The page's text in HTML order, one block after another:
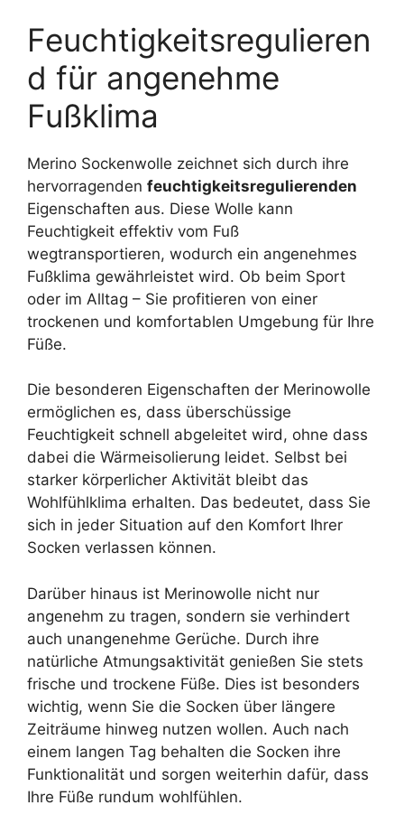
Feuchtigkeitsregulieren
d für angenehme
Fußklima
Merino Sockenwolle zeichnet sich durch ihre
hervorragenden feuchtigkeitsregulierenden
Eigenschaften aus. Diese Wolle kann
Feuchtigkeit effektiv vom Fuß
wegtransportieren, wodurch ein angenehmes
Fußklima gewährleistet wird. Ob beim Sport
oder im Alltag – Sie profitieren von einer
trockenen und komfortablen Umgebung für Ihre
Füße.
Die besonderen Eigenschaften der Merinowolle
ermöglichen es, dass überschüssige
Feuchtigkeit schnell abgeleitet wird, ohne dass
dabei die Wärmeisolierung leidet. Selbst bei
starker körperlicher Aktivität bleibt das
Wohlfühlklima erhalten. Das bedeutet, dass Sie
sich in jeder Situation auf den Komfort Ihrer
Socken verlassen können.
Darüber hinaus ist Merinowolle nicht nur
angenehm zu tragen, sondern sie verhindert
auch unangenehme Gerüche. Durch ihre
natürliche Atmungsaktivität genießen Sie stets
frische und trockene Füße. Dies ist besonders
wichtig, wenn Sie die Socken über längere
Zeiträume hinweg nutzen wollen. Auch nach
einem langen Tag behalten die Socken ihre
Funktionalität und sorgen weiterhin dafür, dass
Ihre Füße rundum wohlfühlen.